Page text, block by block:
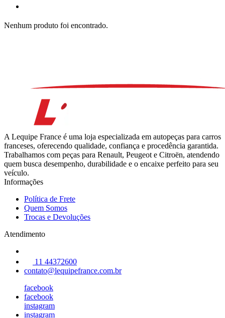
Nenhum produto foi encontrado.
A Lequipe France é uma loja especializada em autopeças para carros
franceses, oferecendo qualidade, confiança e procedência garantida.
Trabalhamos com peças para Renault, Peugeot e Citroën, atendendo
quem busca desempenho, durabilidade e o encaixe perfeito para seu
veículo.
Informações
Política de Frete
Quem Somos
Trocas e Devoluções
Atendimento
11 44372600
contato@lequipefrance.com.br
facebook
facebook
instagram
instagram